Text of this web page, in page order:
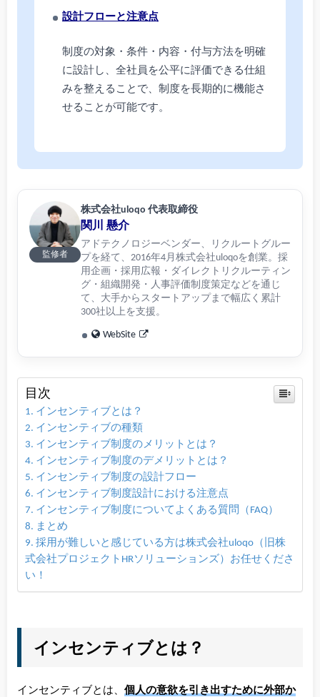
設計フローと注意点
制度の対象・条件・内容・付与方法を明確
に設計し、全社員を公平に評価できる仕組
みを整えることで、制度を長期的に機能さ
せることが可能です。
監修者
株式会社uloqo 代表取締役
関川 懸介
アドテクノロジーベンダー、リクルートグルー
プを経て、2016年4月株式会社uloqoを創業。採
用企画・採用広報・ダイレクトリクルーティン
グ・組織開発・人事評価制度策定などを通じ
て、大手からスタートアップまで幅広く累計
300社以上を支援。
WebSite
目次
インセンティブとは？
インセンティブの種類
インセンティブ制度のメリットとは？
インセンティブ制度のデメリットとは？
インセンティブ制度の設計フロー
インセンティブ制度設計における注意点
インセンティブ制度についてよくある質問（FAQ）
まとめ
採用が難しいと感じている方は株式会社uloqo（旧株
式会社プロジェクトHRソリューションズ）お任せくださ
い！
インセンティブとは？
インセンティブとは、 個人の意欲を引き出すために外部か